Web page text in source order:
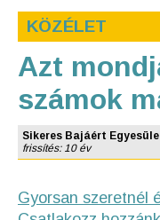
KÖZÉLET
Azt
számok
Sikeres Bajáért
frissítés: 10 év
Gyorsan szeretnél